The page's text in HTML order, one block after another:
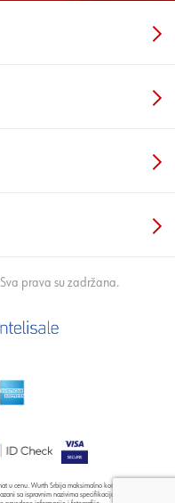
prava su zadržana.
u cenu. Wurth Srbija maksimalno koristi
sa ispravnim nazivima specifikacija,